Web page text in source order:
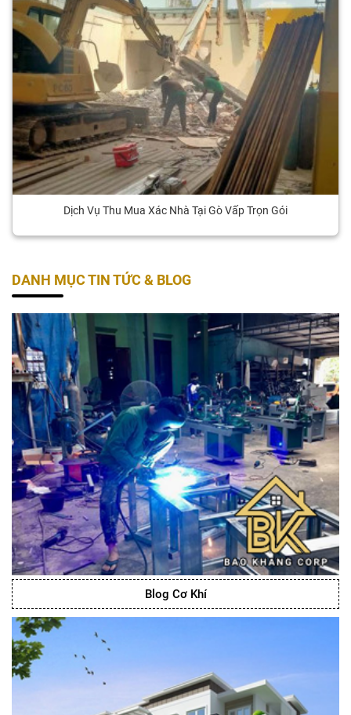
Dịch Vụ Thu Mua Xác Nhà Tại Gò Vấp Trọn Gói
DANH MỤC TIN TỨC & BLOG
Blog Cơ Khí